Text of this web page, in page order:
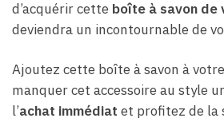
d’acquérir cette boîte à savon de
deviendra un incontournable de
Ajoutez cette boîte à savon à
manquer cet accessoire au style
l’achat immédiat et profitez de la